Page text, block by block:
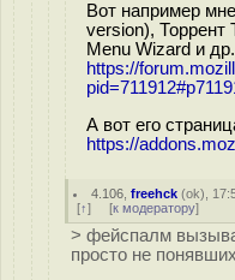
Вот например
version), Торрент
Menu Wizard и
https://
А вот его
https://
4.106 ,freehck (ok),
[↑] [к модератору]
> фейспалм
просто не